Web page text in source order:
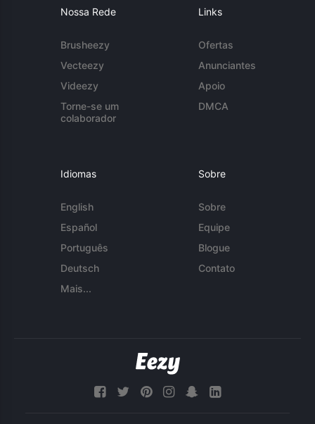
Nossa Rede
Brusheezy
Vecteezy
Videezy
Torne-se um
colaborador
Links
Ofertas
Anunciantes
Apoio
DMCA
Idiomas
English
Español
Português
Deutsch
Mais...
Sobre
Sobre
Equipe
Blogue
Contato